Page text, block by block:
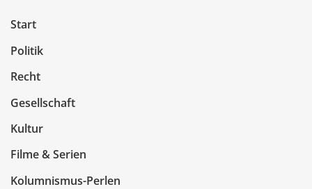
Start
Politik
Recht
Gesellschaft
Kultur
Filme & Serien
Kolumnismus-Perlen